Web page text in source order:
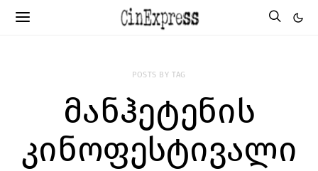
POSTS BY TAG
მანჰეტენის
კინოფესტივალი